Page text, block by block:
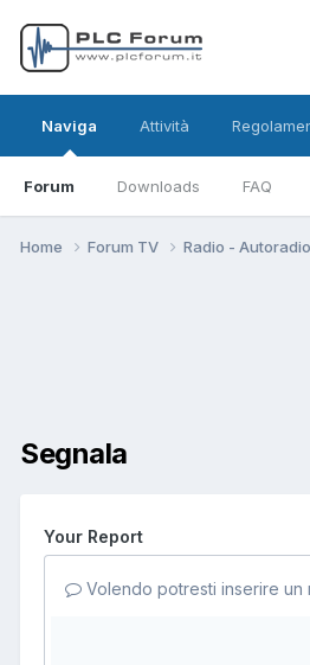
Naviga
Forum Downloads FAQ
Attività
Home Forum TV Radio -
Segnala
Your Report
Volendo potresti inserire un